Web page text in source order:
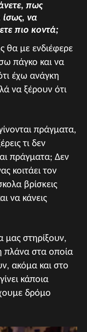
πως
ίσως, να
πιο κοντά;
θα με ενδιέφερε
πάγκο και να
έχω ανάγκη
να ξέρουν ότι
πράγματα,
τι δεν
πράγματα; Δεν
κοιτάει τον
βρίσκεις
να κάνεις
μας στηρίξουν,
στα οποία
ακόμα και στο
κάποια
δρόμο